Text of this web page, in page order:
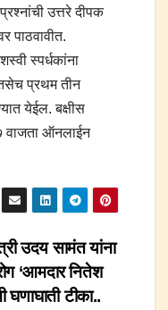
उत्तरे दीपक
पाठवावीत.
स्पर्धकांना
प्रथम तीन
येईल. बक्षीस
वाजता ऑनलाईन
उदय सामंत यांना
‘आमदार नितेश
घणाघाती टीका..